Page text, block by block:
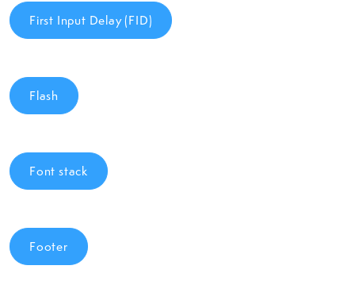
First Input Delay (FID)
Flash
Font stack
Footer